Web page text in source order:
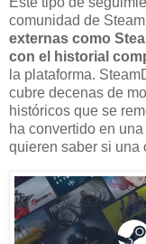
comunidad de
externas como
con el historial
la plataforma.
cubre decenas de
históricos que se
ha convertido en
quieren saber si una